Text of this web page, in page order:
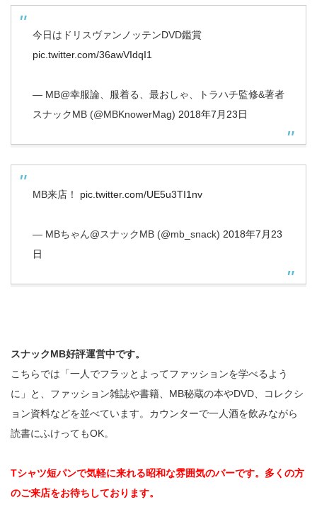
今日はドリスヴァンノッテンDVD鑑賞
pic.twitter.com/36awVIdqI1
— MB@幸服論、服着る、最おしゃ、トラハチ監修&著者
スナックMB (@MBKnowerMag) 2018年7月23日
MB来店！ pic.twitter.com/UE5u3TI1nv
— MBちゃん@スナックMB (@mb_snack) 2018年7月23
日
スナックMB好評運営中です。
こちらでは「一人でフラッとよってファッションを学べるよう
に」と、ファッション雑誌や書籍、MB秘蔵の本やDVD、コレクシ
ョン資料などを並べています。カウンターで一人酒を飲みながら
読書にふけってもOK。
Tシャツ短パンで気軽に来れる昭和な雰囲気のバーです。多くの方
のご来店をお待ちしております。